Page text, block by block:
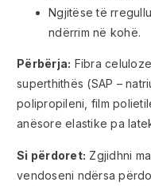
Ngjitëse të
ndërrim në kohë.
Përbërja: Fibra
superthithës (SAP –
polipropileni, film
anësore elastike pa
Si përdoret: Zgjidhni
vendoseni ndërsa